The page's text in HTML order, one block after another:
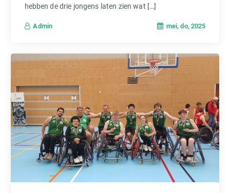
hebben de drie jongens laten zien wat […]
Admin mei, do, 2025